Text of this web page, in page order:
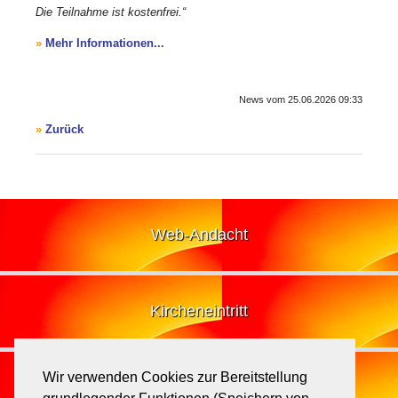
Wir verwenden Cookies zur Bereitstellung
Die Teilnahme ist kostenfrei.“
Mehr Informationen...
News vom 25.06.2026 09:33
Zurück
Web-Andacht
Kircheneintritt
Losung